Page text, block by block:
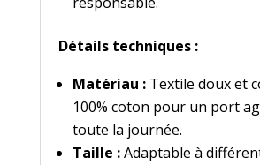
Détails techniques :
Matériau :Textile doux et
100% coton pour un port
toute la journée.
Taille :Adaptable à